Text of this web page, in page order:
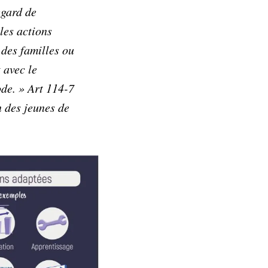
de
actions
familles ou
le
» Art 114-7
jeunes de